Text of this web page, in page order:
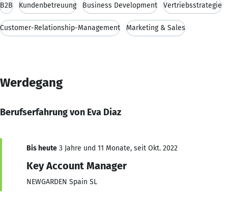
B2B Kundenbetreuung Business Development Vertriebsstrategie
Customer-Relationship-Management Marketing & Sales
Werdegang
Berufserfahrung von Eva Diaz
Bis heute 3 Jahre und 11 Monate, seit Okt. 2022
Key Account Manager
NEWGARDEN Spain SL